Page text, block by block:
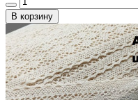
В корзину